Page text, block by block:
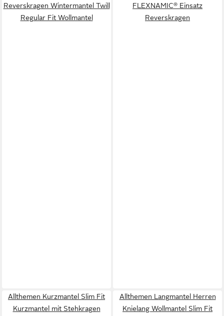
Reverskragen Wintermantel Twill
Regular Fit Wollmantel
FLEXNAMIC® Einsatz
Reverskragen
Allthemen Kurzmantel Slim Fit
Kurzmantel mit Stehkragen
Allthemen Langmantel Herren
Knielang Wollmantel Slim Fit